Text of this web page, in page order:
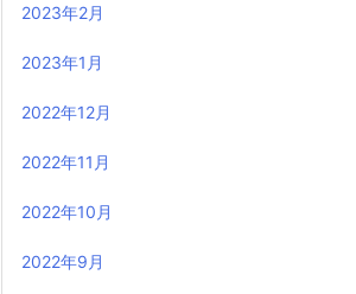
2023年2月
2023年1月
2022年12月
2022年11月
2022年10月
2022年9月